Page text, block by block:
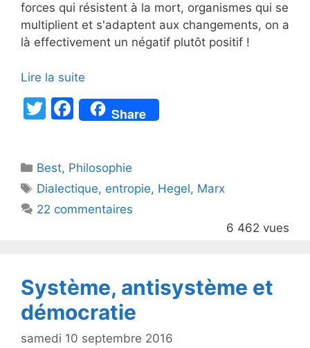
forces qui résistent à la mort, organismes qui se
multiplient et s'adaptent aux changements, on a
là effectivement un négatif plutôt positif !
Lire la suite
T
er
F
a
e
b
o
Share
Catégories
Best, Philosophie
Étiquettes
Dialectique, entropie, Hegel, Marx
22 commentaires
6 462 vues
Système, antisystème et
démocratie
samedi 10 septembre 2016